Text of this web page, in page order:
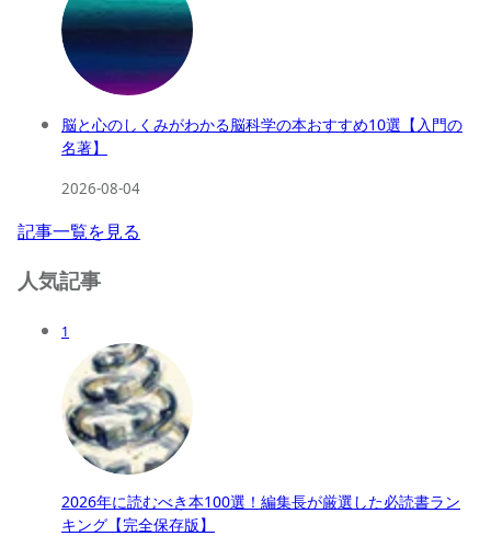
脳と心のしくみがわかる脳科学の本おすすめ10選【入門の
名著】
2026-08-04
記事一覧を見る
人気記事
1
2026年に読むべき本100選！編集長が厳選した必読書ラン
キング【完全保存版】